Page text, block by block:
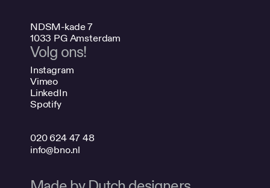
NDSM-kade 7
1033 PG Amsterdam
Volg ons!
Instagram
Vimeo
LinkedIn
Spotify
020 624 47 48
info@bno.nl